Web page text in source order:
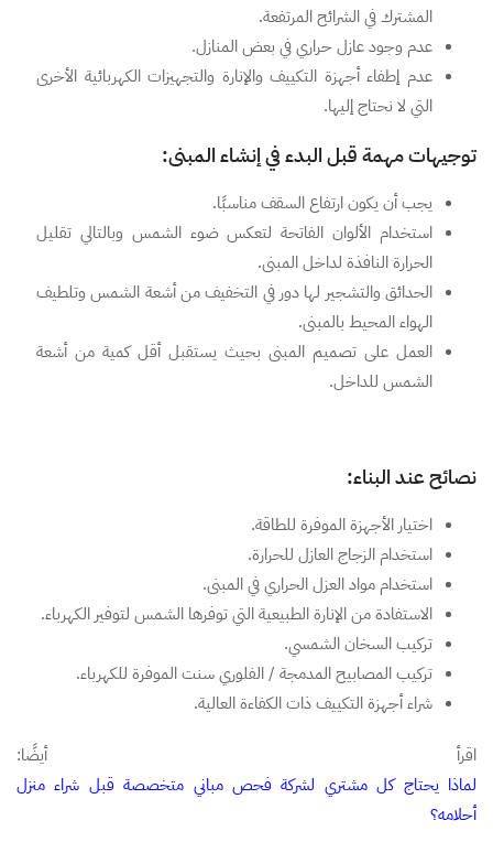
المشترك في الشرائح المرتفعة.
عدم وجود عازل حراري في بعض المنازل.
عدم إطفاء أجهزة التكييف والإنارة والتجهيزات الكهربائية الأخرى
التي لا نحتاج إليها.
توجيهات مهمة قبل البدء في إنشاء المبنى:
يجب أن يكون ارتفاع السقف مناسبًا.
استخدام الألوان الفاتحة لتعكس ضوء الشمس وبالتالي تقليل
الحرارة النافذة لداخل المبنى.
الحدائق والتشجير لها دور في التخفيف من أشعة الشمس وتلطيف
الهواء المحيط بالمبنى.
العمل على تصميم المبنى بحيث يستقبل أقل كمية من أشعة
الشمس للداخل.
نصائح عند البناء:
اختيار الأجهزة الموفرة للطاقة.
استخدام الزجاج العازل للحرارة.
استخدام مواد العزل الحراري في المبنى.
الاستفادة من الإنارة الطبيعية التي توفرها الشمس لتوفير الكهرباء.
تركيب السخان الشمسي.
تركيب المصابيح المدمجة / الفلوري سنت الموفرة للكهرباء.
شراء أجهزة التكييف ذات الكفاءة العالية.
اقرأ أيضًا:
لماذا يحتاج كل مشتري لشركة فحص مباني متخصصة قبل شراء منزل
أحلامه؟